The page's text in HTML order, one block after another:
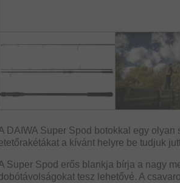
DAIWA Super Spod botokkal egy
a kívánt helyre be tudjuk
Super Spod erős blankja bírja a nagy
tesz lehetővé. A